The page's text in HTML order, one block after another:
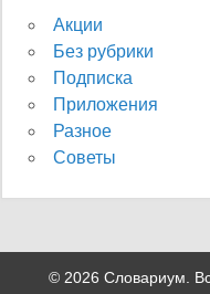
Акции
Без рубрики
Подписка
Приложения
Разное
Советы
© 2026 Словариум.